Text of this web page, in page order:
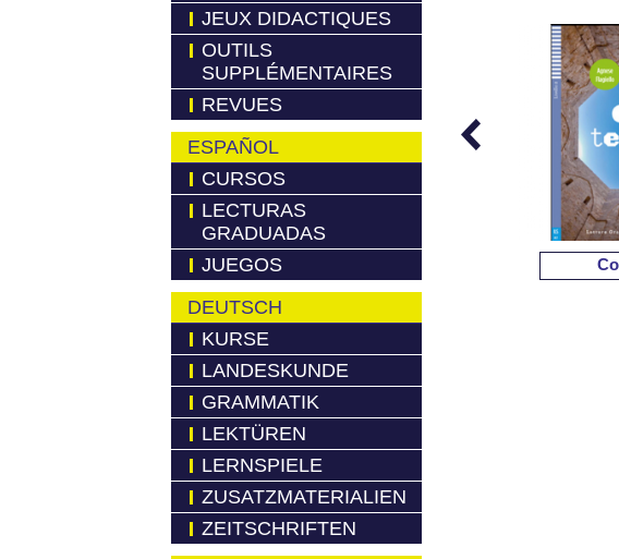
JEUX DIDACTIQUES
OUTILS
SUPPLÉMENTAIRES
REVUES
ESPAÑOL
CURSOS
LECTURAS
GRADUADAS
JUEGOS
DEUTSCH
KURSE
LANDESKUNDE
GRAMMATIK
LEKTÜREN
LERNSPIELE
ZUSATZMATERIALIEN
ZEITSCHRIFTEN